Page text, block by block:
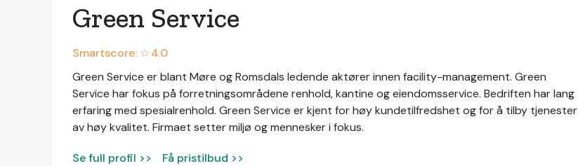
Green Service
Smartscore: ☆4.0
Green Service er blant Møre og Romsdals ledende aktører innen facility-management. Green
Service har fokus på forretningsområdene renhold, kantine og eiendomsservice. Bedriften har lang
erfaring med spesialrenhold. Green Service er kjent for høy kundetilfredshet og for å tilby tjenester
av høy kvalitet. Firmaet setter miljø og mennesker i fokus.
Se full profil >> Få pristilbud >>